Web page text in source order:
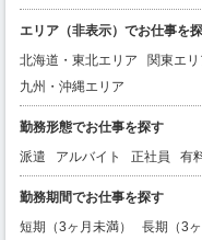
エリア（非表示）でお仕事を
北海道・東北エリア
関東エリ
九州・沖縄エリア
勤務形態でお仕事を探す
派遣
アルバイト 正社員 有
勤務期間でお仕事を探す
短期（3ヶ月未満）
長期（3ヶ